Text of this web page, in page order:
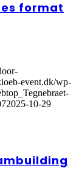
format
event.dk/wp-
2025-10-29